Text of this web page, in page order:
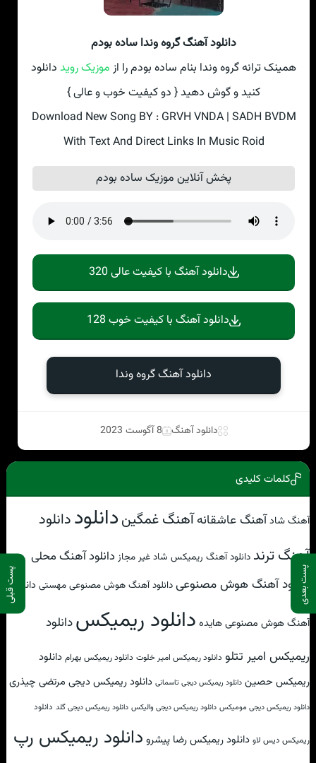
پست بعدی پست قبلی
دانلود آهنگ گروه وندا ساده بودم
همینک ترانه گروه وندا بنام ساده بودم را از موزیک روید دانلود
کنید و گوش دهید { دو کیفیت خوب و عالی }
Download New Song BY : GRVH VNDA | SADH BVDM
With Text And Direct Links In Music Roid
پخش آنلاین موزیک ساده بودم
دانلود آهنگ با کیفیت عالی 320
دانلود آهنگ با کیفیت خوب 128
دانلود آهنگ گروه وندا
دانلود آهنگ 8 آگوست 2023
کلمات کلیدی
آهنگ شادآهنگ عاشقانهآهنگ غمگیندانلوددانلود
آهنگ ترند دانلود آهنگ ریمیکس شاد غیر مجاز دانلود آهنگ محلی
دانلود آهنگ هوش مصنوعیدانلود آهنگ هوش مصنوعی مهستی دانلود
آهنگ هوش مصنوعی هایده دانلود ریمیکسدانلود
ریمیکس امیر تتلو دانلود ریمیکس امیر خلوت دانلود ریمیکس بهرام دانلود
ریمیکس حصین دانلود ریمیکس دیجی تاسمانی دانلود ریمیکس دیجی مرتضی چیذری
دانلود ریمیکس دیجی مومیکس دانلود ریمیکس دیجی والیکس دانلود ریمیکس دیجی گلد دانلود
ریمیکس دیس لاو دانلود ریمیکس رضا پیشرو دانلود ریمیکس رپ